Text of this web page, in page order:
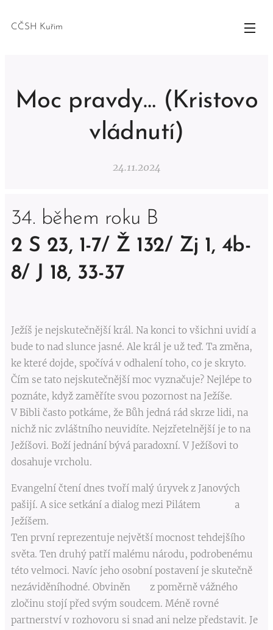
CČSH Kuřim
Moc pravdy… (Kristovo
vládnutí)
24.11.2024
34. během roku B
2 S 23, 1-7/ Ž 132/ Zj 1, 4b-
8/ J 18, 33-37
Ježíš je nejskutečnější král. Na konci to všichni uvidí a
bude to nad slunce jasné. Ale král je už teď. Ta změna,
ke které dojde, spočívá v odhalení toho, co je skryto.
Čím se tato nejskutečnější moc vyznačuje? Nejlépe to
poznáte, když zaměříte svou pozornost na Ježíše.
V Bibli často potkáme, že Bůh jedná rád skrze lidi, na
nichž nic zvláštního neuvidíte. Nejzřetelnější je to na
Ježíšovi. Boží jednání bývá paradoxní. V Ježíšovi to
dosahuje vrcholu.
Evangelní čtení dnes tvoří malý úryvek z Janových
pašijí. A sice setkání a dialog mezi Pilátem a
Ježíšem.
Ten první reprezentuje největší mocnost tehdejšího
světa. Ten druhý patří malému národu, podrobenému
této velmoci. Navíc jeho osobní postavení je skutečně
nezáviděníhodné. Obviněn z poměrně vážného
zločinu stojí před svým soudcem. Méně rovné
partnerství v rozhovoru si snad ani nelze představit. Je